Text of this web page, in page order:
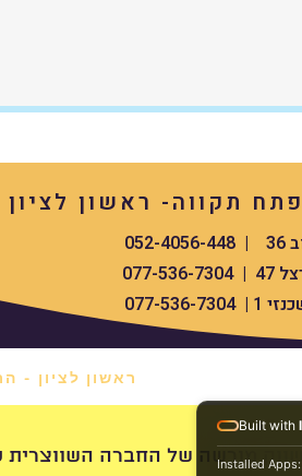
תקווה- ראשון לציון
7304
7304
ראשון לציון -
Built with
Installed Apps: